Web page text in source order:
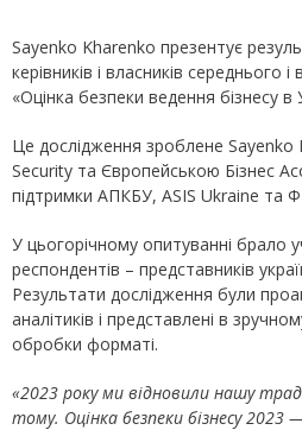
Sayenko Kharenko презентує
керівників і власників середнього і
«Оцінка безпеки ведення бізнесу в
Це дослідження зроблене Sayenko
Security та Європейською Бізнес
підтримки АПКБУ, ASIS Ukraine та
У цьогорічному опитуванні брало
респондентів – представників
Результати дослідження були
аналітиків і представлені в
обробки форматі.
«2023 року ми відновили нашу
тому. Оцінка безпеки бізнесу 2023